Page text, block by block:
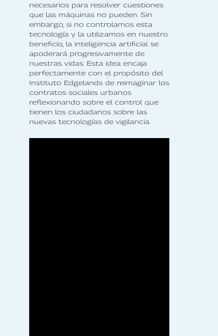
necesarios para resolver cuestiones
que las máquinas no pueden. Sin
embargo, si no controlamos esta
tecnología y la utilizamos en nuestro
beneficio, la inteligencia artificial se
apoderará progresivamente de
nuestras vidas. Esta idea encaja
perfectamente con el propósito del
Instituto Edgelands de reimaginar los
contratos sociales urbanos
reflexionando sobre el control que
tienen los ciudadanos sobre las
nuevas tecnologías de vigilancia.